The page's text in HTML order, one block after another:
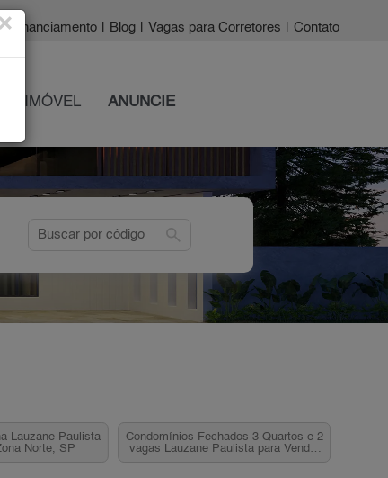
| Financiamento Blog Vagas para Corretores Contato
IMÓVEL ANUNCIE
search
Lauzane Paulista
Norte, SP
Condomínios Fechados 3 Quartos e 2
vagas Lauzane Paulista para Venda,
×